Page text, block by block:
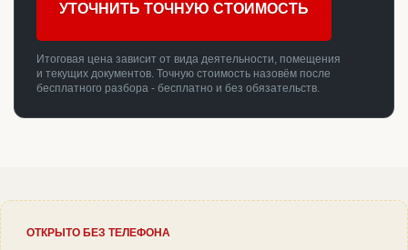
УТОЧНИТЬ ТОЧНУЮ СТОИМОСТЬ
Итоговая цена зависит от вида деятельности, помещения
и текущих документов. Точную стоимость назовём после
бесплатного разбора - бесплатно и без обязательств.
ОТКРЫТО БЕЗ ТЕЛЕФОНА